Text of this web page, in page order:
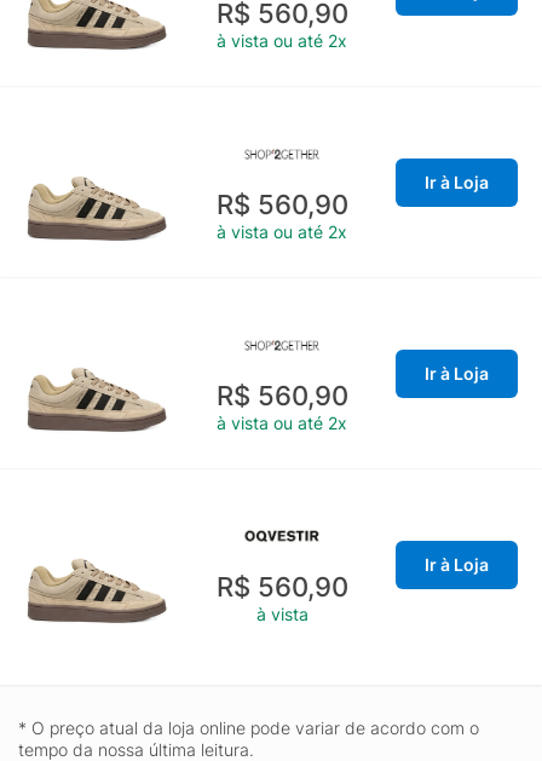
R$ 560,90
à vista ou até 2x
R$ 560,90
à vista ou até 2x
Ir à Loja
R$ 560,90
à vista ou até 2x
Ir à Loja
R$ 560,90
à vista
Ir à Loja
* O preço atual da loja online pode variar de acordo com o
tempo da nossa última leitura.